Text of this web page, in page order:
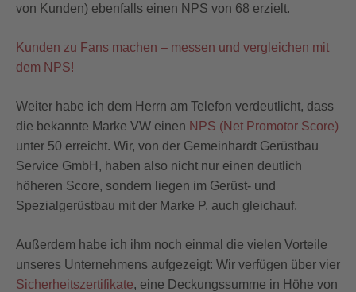
von Kunden) ebenfalls einen NPS von 68 erzielt.
Kunden zu Fans machen – messen und vergleichen mit
dem NPS!
Weiter habe ich dem Herrn am Telefon verdeutlicht, dass
die bekannte Marke VW einen NPS (Net Promotor Score)
unter 50 erreicht. Wir, von der Gemeinhardt Gerüstbau
Service GmbH, haben also nicht nur einen deutlich
höheren Score, sondern liegen im Gerüst- und
Spezialgerüstbau mit der Marke P. auch gleichauf.
Außerdem habe ich ihm noch einmal die vielen Vorteile
unseres Unternehmens aufgezeigt: Wir verfügen über vier
Sicherheitszertifikate, eine Deckungssumme in Höhe von